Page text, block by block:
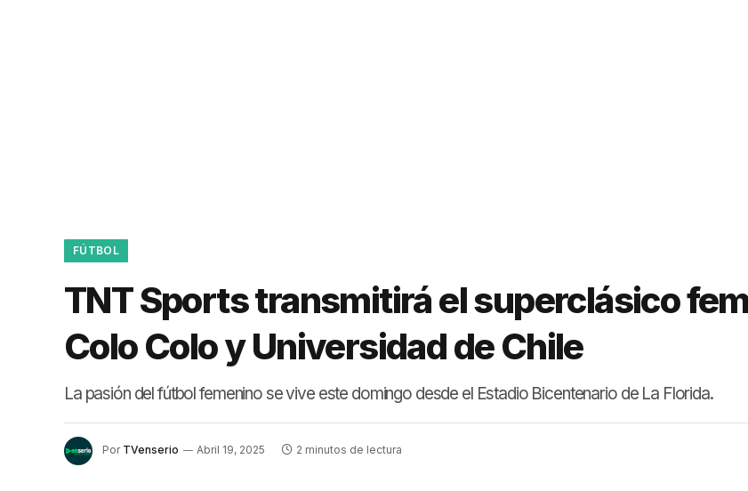
FÚTBOL
TNT Sports transmitirá el superclásico
Colo Colo y Universidad de Chile
La pasión del fútbol femenino se vive este domingo desde el Estadio Bicentenario de La Florida.
Por TVenserio Abril 19, 2025 2 minutos de lectura